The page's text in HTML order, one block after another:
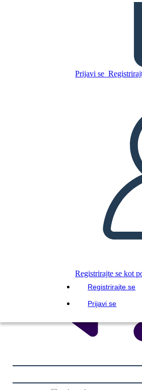
Prijavi se
Registrirajte se kot
Registrirajte se
Prijavi se
- השוואה בספר
הקולנוע
USTVARITE
PREDVAJANJE